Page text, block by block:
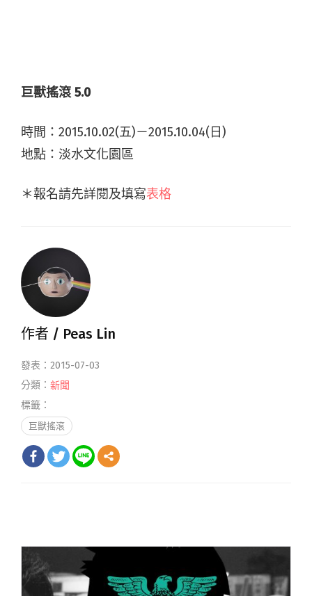
巨獸搖滾 5.0
時間：2015.10.02(五)－2015.10.04(日)
地點：淡水文化園區
＊報名請先詳閱及填寫表格
作者 / Peas Lin
發表：2015-07-03
分類： 新聞
標籤：
巨獸搖滾